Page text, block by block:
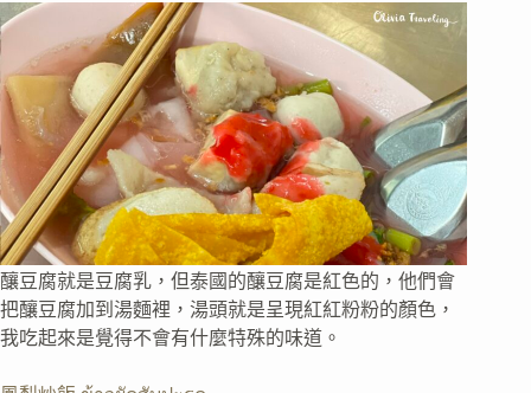
釀豆腐就是豆腐乳，但泰國的釀豆腐是紅色的，他們會
把釀豆腐加到湯麵裡，湯頭就是呈現紅紅粉粉的顏色，
我吃起來是覺得不會有什麼特殊的味道。